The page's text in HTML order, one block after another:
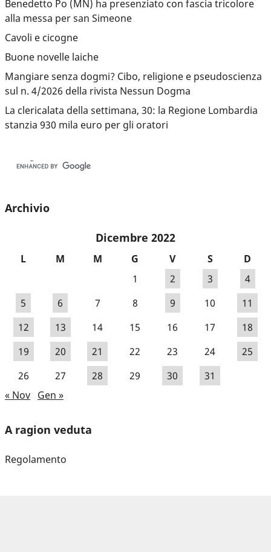
Benedetto Po (MN) ha presenziato con fascia tricolore
alla messa per san Simeone
Cavoli e cicogne
Buone novelle laiche
Mangiare senza dogmi? Cibo, religione e pseudoscienza
sul n. 4/2026 della rivista Nessun Dogma
La clericalata della settimana, 30: la Regione Lombardia
stanzia 930 mila euro per gli oratori
Archivio
Dicembre 2022
L M M G V S
D
1
2 3
4
5
6 7 8 9 10
11
12
13 14 15 16 17
18
19
20 21 22 23 24
25
26
27 28 29 30
31
« Nov Gen »
A ragion veduta
Regolamento